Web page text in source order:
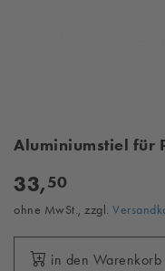
Aluminiumstiel für
33,50
ohne MwSt., zzgl.
in den Warenkorb